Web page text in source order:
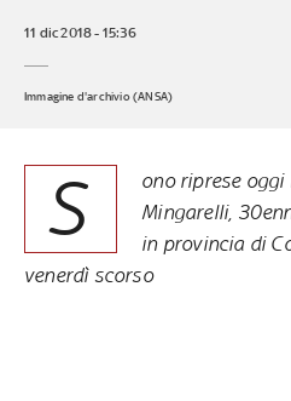
11 dic 2018 - 15:36
Immagine d'archivio (ANSA)
S
ono riprese
Mingarelli,
in provincia di
venerdì scorso